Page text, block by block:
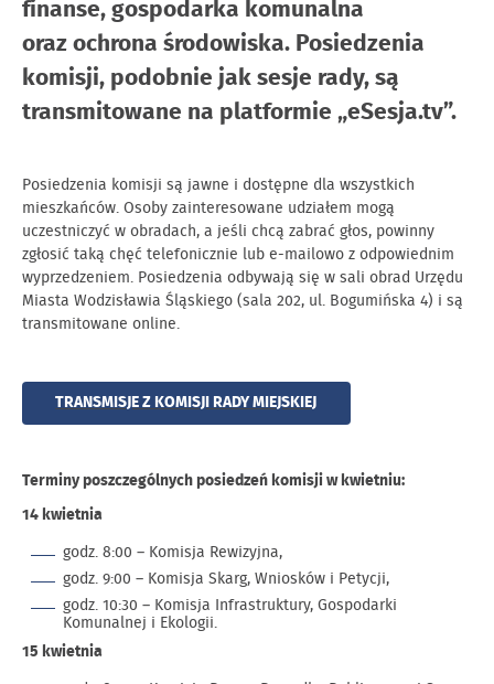
finanse, gospodarka komunalna
oraz ochrona środowiska. Posiedzenia
komisji, podobnie jak sesje rady, są
transmitowane na platformie „eSesja.tv”.
Posiedzenia komisji są jawne i dostępne dla wszystkich
mieszkańców. Osoby zainteresowane udziałem mogą
uczestniczyć w obradach, a jeśli chcą zabrać głos, powinny
zgłosić taką chęć telefonicznie lub e-mailowo z odpowiednim
wyprzedzeniem. Posiedzenia odbywają się w sali obrad Urzędu
Miasta Wodzisławia Śląskiego (sala 202, ul. Bogumińska 4) i są
transmitowane online.
TRANSMISJE Z KOMISJI RADY MIEJSKIEJ
Terminy poszczególnych posiedzeń komisji w kwietniu:
14 kwietnia
godz. 8:00 – Komisja Rewizyjna,
godz. 9:00 – Komisja Skarg, Wniosków i Petycji,
godz. 10:30 – Komisja Infrastruktury, Gospodarki
Komunalnej i Ekologii.
15 kwietnia